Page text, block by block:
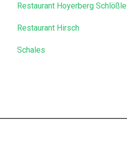
Restaurant Hoyerberg Schlößle
Restaurant Hirsch
Schales